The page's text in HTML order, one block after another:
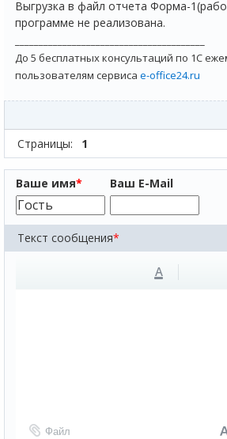
Выгрузка в файл отчета Форма-
программе не реализована.
До 5 бесплатных консультаций по 1С
пользователям сервиса e-office24.ru
Страницы: 1
Ваше имя* Ваш E-Mail
Текст сообщения*
A
Файл